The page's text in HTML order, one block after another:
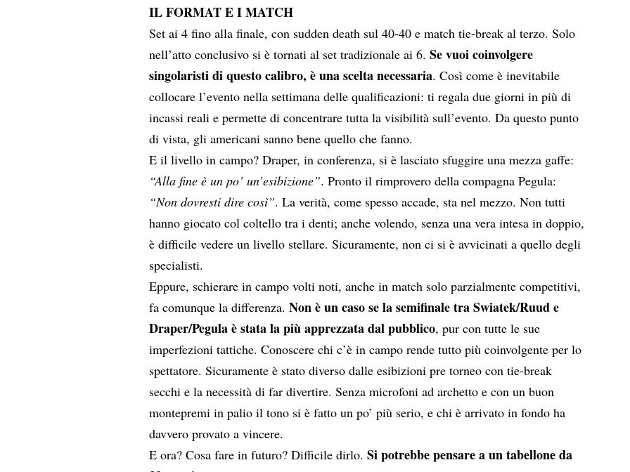
IL FORMAT E I MATCH
Set ai 4 fino alla finale, con sudden death sul 40-40 e match tie-break al terzo. Solo
nell’atto conclusivo si è tornati al set tradizionale ai 6.Se vuoi coinvolgere
singolaristi di questo calibro, è una scelta necessaria. Così come è inevitabile
collocare l’evento nella settimana delle qualificazioni: ti regala due giorni in più di
incassi reali e permette di concentrare tutta la visibilità sull’evento. Da questo punto
di vista, gli americani sanno bene quello che fanno.
E il livello in campo? Draper, in conferenza, si è lasciato sfuggire una mezza gaffe:
“Alla fine è un po’ un’esibizione”. Pronto il rimprovero della compagna Pegula:
“Non dovresti dire così”. La verità, come spesso accade, sta nel mezzo. Non tutti
hanno giocato col coltello tra i denti; anche volendo, senza una vera intesa in doppio,
è difficile vedere un livello stellare. Sicuramente, non ci si è avvicinati a quello degli
specialisti.
Eppure, schierare in campo volti noti, anche in match solo parzialmente competitivi,
fa comunque la differenza.Non è un caso se la semifinale tra Swiatek/Ruud e
Draper/Pegula è stata la più apprezzata dal pubblico, pur con tutte le sue
imperfezioni tattiche. Conoscere chi c’è in campo rende tutto più coinvolgente per lo
spettatore. Sicuramente è stato diverso dalle esibizioni pre torneo con tie-break
secchi e la necessità di far divertire. Senza microfoni ad archetto e con un buon
montepremi in palio il tono si è fatto un po’ più serio, e chi è arrivato in fondo ha
davvero provato a vincere.
E ora? Cosa fare in futuro? Difficile dirlo.Si potrebbe pensare a un tabellone da